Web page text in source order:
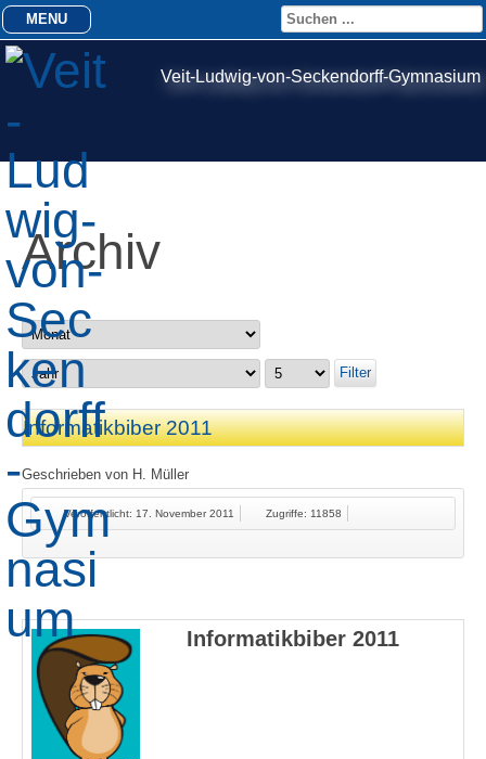
Veit-Ludwig-von-Seckendorff-Gymnasium
MENU
Archiv
Filter
Informatikbiber 2011
Geschrieben von H. Müller
Veröffentlicht: 17. November 2011 Zugriffe: 11858
Informatikbiber 2011